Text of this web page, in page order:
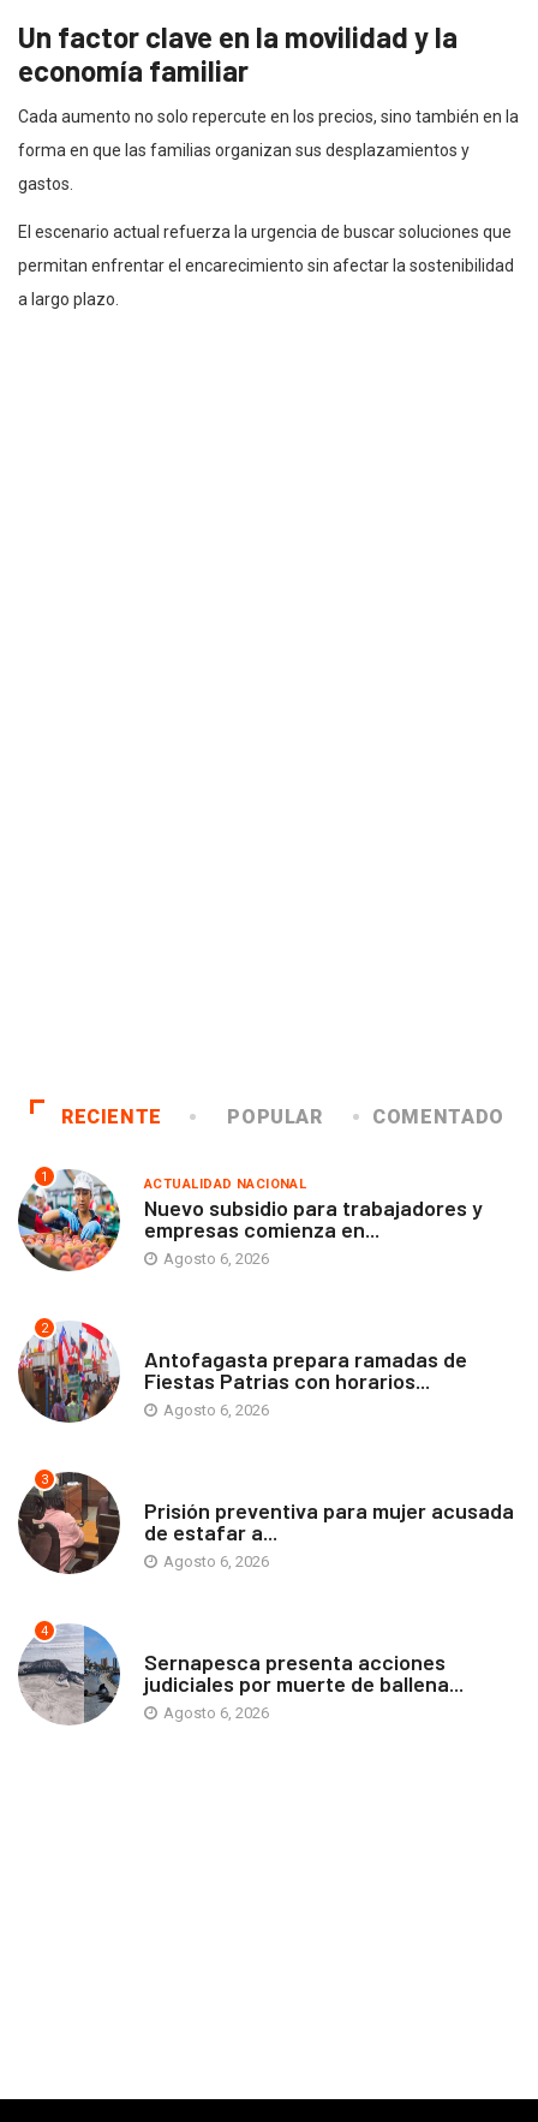
Un factor clave en la movilidad y la
economía familiar
Cada aumento no solo repercute en los precios, sino también en la
forma en que las familias organizan sus desplazamientos y
gastos.
El escenario actual refuerza la urgencia de buscar soluciones que
permitan enfrentar el encarecimiento sin afectar la sostenibilidad
a largo plazo.
RECIENTE POPULAR COMENTADO
1 ACTUALIDAD NACIONAL
Nuevo subsidio para trabajadores y
empresas comienza en...
Agosto 6, 2026
2
Antofagasta prepara ramadas de
Fiestas Patrias con horarios...
Agosto 6, 2026
3
Prisión preventiva para mujer acusada
de estafar a...
Agosto 6, 2026
4
Sernapesca presenta acciones
judiciales por muerte de ballena...
Agosto 6, 2026